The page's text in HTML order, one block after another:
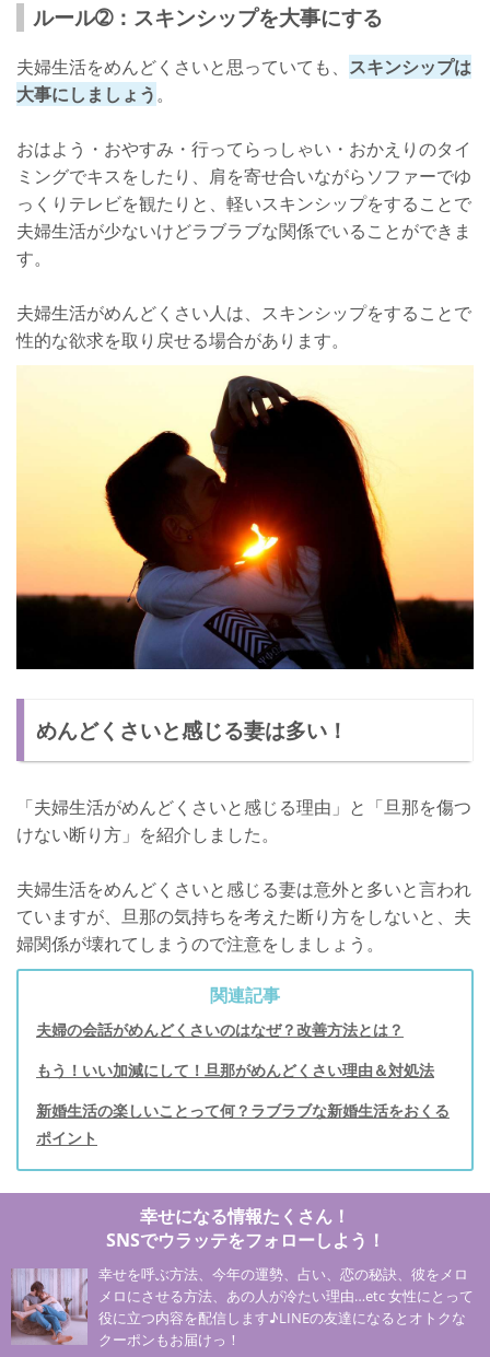
ルール➁：スキンシップを大事にする
夫婦生活をめんどくさいと思っていても、 スキンシップは
大事にしましょう。
おはよう・おやすみ・行ってらっしゃい・おかえりのタイ
ミングでキスをしたり、肩を寄せ合いながらソファーでゆ
っくりテレビを観たりと、軽いスキンシップをすることで
夫婦生活が少ないけどラブラブな関係でいることができま
す。
夫婦生活がめんどくさい人は、スキンシップをすることで
性的な欲求を取り戻せる場合があります。
めんどくさいと感じる妻は多い！
「夫婦生活がめんどくさいと感じる理由」と「旦那を傷つ
けない断り方」を紹介しました。
夫婦生活をめんどくさいと感じる妻は意外と多いと言われ
ていますが、旦那の気持ちを考えた断り方をしないと、夫
婦関係が壊れてしまうので注意をしましょう。
関連記事
夫婦の会話がめんどくさいのはなぜ？改善方法とは？
もう！いい加減にして！旦那がめんどくさい理由＆対処法
新婚生活の楽しいことって何？ラブラブな新婚生活をおくる
ポイント
幸せになる情報たくさん！
SNSでウラッテをフォローしよう！
幸せを呼ぶ方法、今年の運勢、占い、恋の秘訣、彼をメロ
メロにさせる方法、あの人が冷たい理由…etc 女性にとって
役に立つ内容を配信します♪LINEの友達になるとオトクな
クーポンもお届けっ！